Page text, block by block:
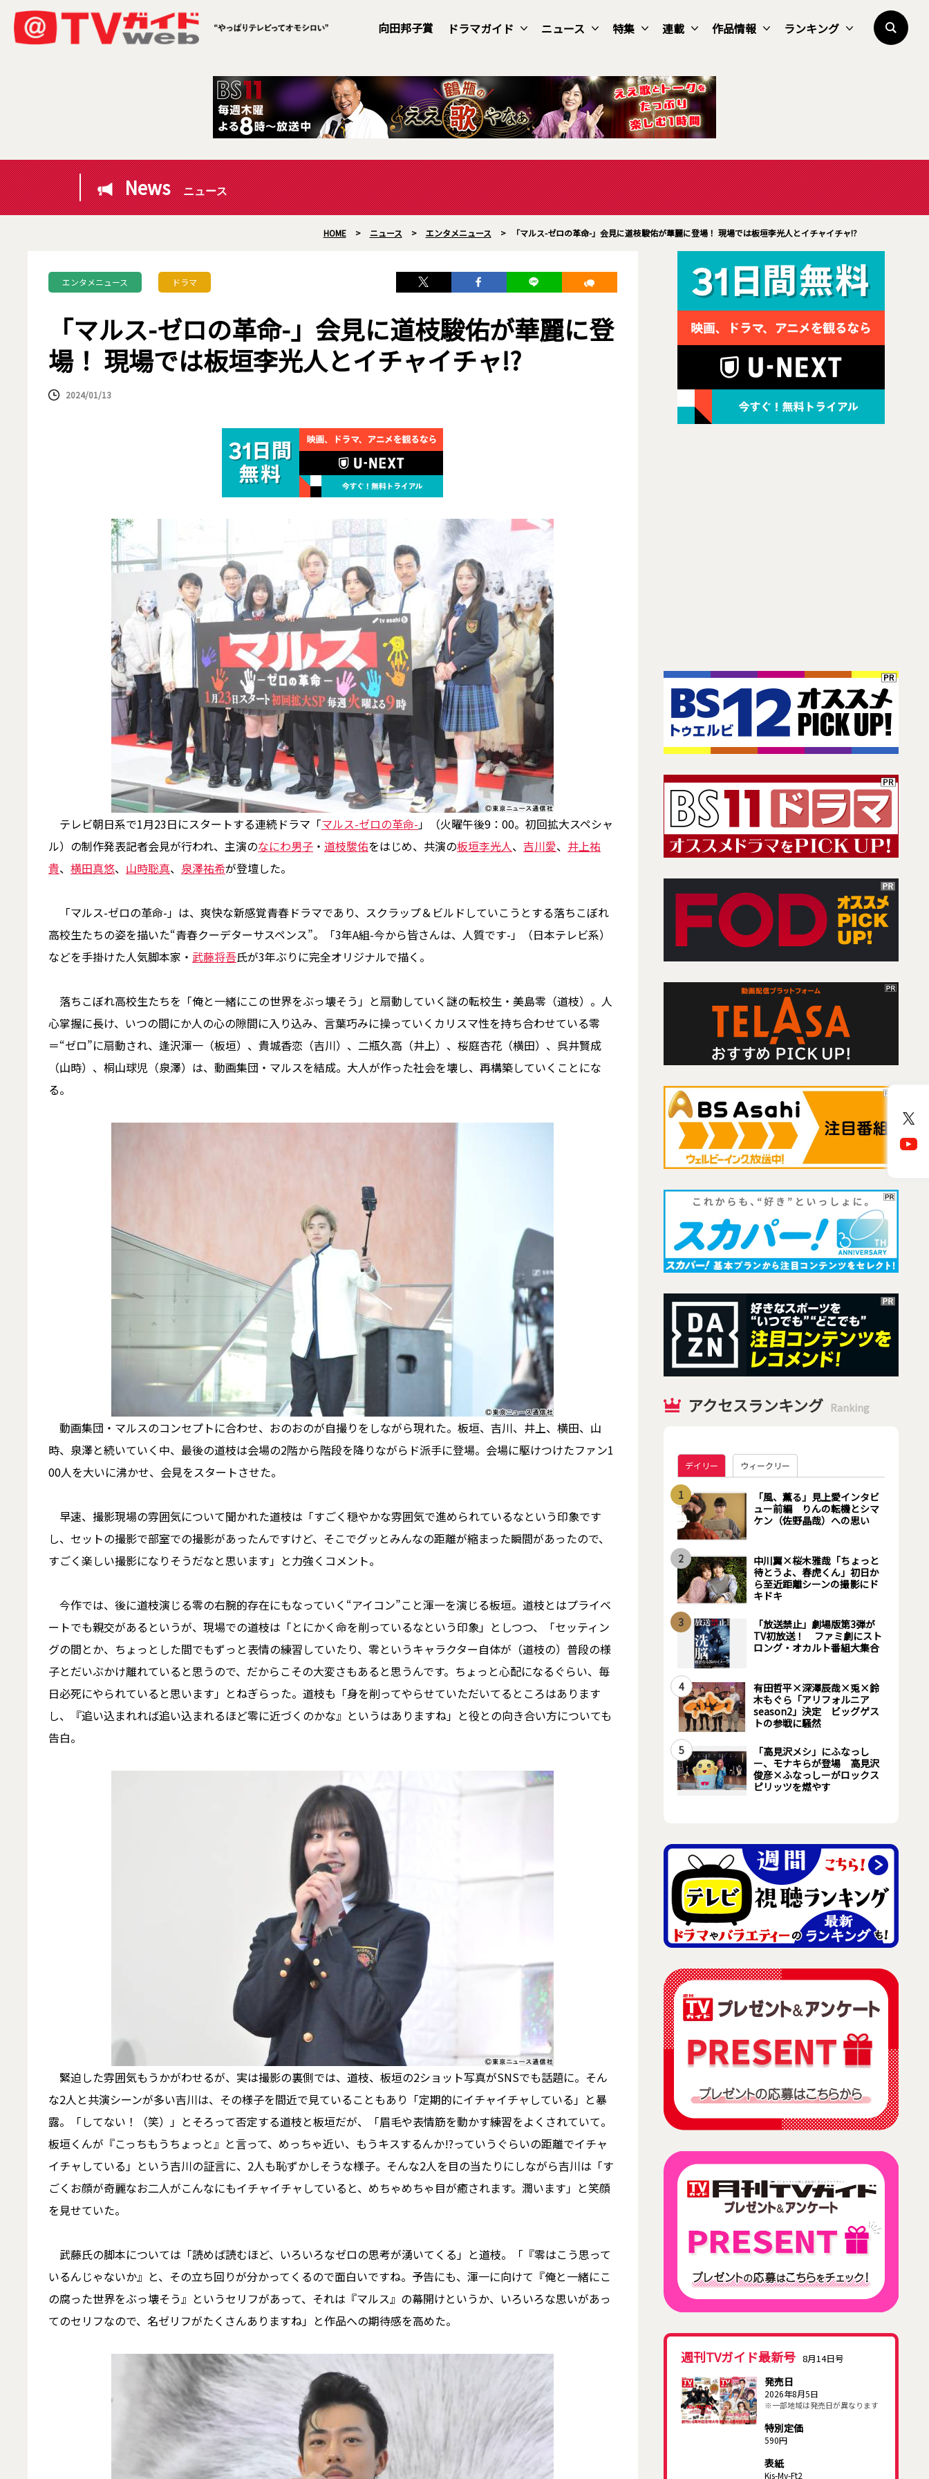
向田邦子賞 ドラマガイド ニュース 特集 連載 作品情報 ランキング
News ニュース
HOME > ニュース > エンタメニュース > 「マルス-ゼロの革命-」会見に道枝駿佑が華麗に登場！ 現場では板垣李光人とイチャイチャ!?
エンタメニュース ドラマ
「マルス-ゼロの革命-」会見に道枝駿佑が華麗に登
場！ 現場では板垣李光人とイチャイチャ!?
2024/01/13
テレビ朝日系で1月23日にスタートする連続ドラマ「マルス-ゼロの革命-」（火曜午後9：00。初回拡大スペシャ
ル）の制作発表記者会見が行われ、主演のなにわ男子 ・ 道枝駿佑をはじめ、共演の板垣李光人、 吉川愛、 井上祐
貴、 横田真悠、 山時聡真、 泉澤祐希が登壇した。
「マルス-ゼロの革命-」は、爽快な新感覚青春ドラマであり、スクラップ＆ビルドしていこうとする落ちこぼれ
高校生たちの姿を描いた“青春クーデターサスペンス”。「3年A組-今から皆さんは、人質です-」（日本テレビ系）
などを手掛けた人気脚本家・ 武藤将吾氏が3年ぶりに完全オリジナルで描く。
落ちこぼれ高校生たちを「俺と一緒にこの世界をぶっ壊そう」と扇動していく謎の転校生・美島零（道枝）。人
心掌握に長け、いつの間にか人の心の隙間に入り込み、言葉巧みに操っていくカリスマ性を持ち合わせている零
＝“ゼロ”に扇動され、逢沢渾一（板垣）、貴城香恋（吉川）、二瓶久高（井上）、桜庭杏花（横田）、呉井賢成
（山時）、桐山球児（泉澤）は、動画集団・マルスを結成。大人が作った社会を壊し、再構築していくことにな
る。
動画集団・マルスのコンセプトに合わせ、おのおのが自撮りをしながら現れた。板垣、吉川、井上、横田、山
時、泉澤と続いていく中、最後の道枝は会場の2階から階段を降りながらド派手に登場。会場に駆けつけたファン1
00人を大いに沸かせ、会見をスタートさせた。
早速、撮影現場の雰囲気について聞かれた道枝は「すごく穏やかな雰囲気で進められているなという印象です
し、セットの撮影で部室での撮影があったんですけど、そこでグッとみんなの距離が縮まった瞬間があったので、
すごく楽しい撮影になりそうだなと思います」と力強くコメント。
今作では、後に道枝演じる零の右腕的存在にもなっていく“アイコン”こと渾一を演じる板垣。道枝とはプライベ
ートでも親交があるというが、現場での道枝は「とにかく命を削っているなという印象」としつつ、「セッティン
グの間とか、ちょっとした間でもずっと表情の練習していたり、零というキャラクター自体が（道枝の）普段の様
子とだいぶかけ離れていると思うので、だからこその大変さもあると思うんです。ちょっと心配になるぐらい、毎
日必死にやられていると思います」とねぎらった。道枝も「身を削ってやらせていただいてるところはあります
し、『追い込まれれば追い込まれるほど零に近づくのかな』というはありますね」と役との向き合い方についても
告白。
緊迫した雰囲気もうかがわせるが、実は撮影の裏側では、道枝、板垣の2ショット写真がSNSでも話題に。そん
な2人と共演シーンが多い吉川は、その様子を間近で見ていることもあり「定期的にイチャイチャしている」と暴
露。「してない！（笑）」とそろって否定する道枝と板垣だが、「眉毛や表情筋を動かす練習をよくされていて。
板垣くんが『こっちもうちょっと』と言って、めっちゃ近い、もうキスするんか!?っていうぐらいの距離でイチャ
イチャしている」という吉川の証言に、2人も恥ずかしそうな様子。そんな2人を目の当たりにしながら吉川は「す
ごくお顔が奇麗なお二人がこんなにもイチャイチャしていると、めちゃめちゃ目が癒されます。潤います」と笑顔
を見せていた。
武藤氏の脚本については「読めば読むほど、いろいろなゼロの思考が湧いてくる」と道枝。「『零はこう思って
いるんじゃないか』と、その立ち回りが分かってくるので面白いですね。予告にも、渾一に向けて『俺と一緒にこ
の腐った世界をぶっ壊そう』というセリフがあって、それは『マルス』の幕開けというか、いろいろな思いがあっ
てのセリフなので、名ゼリフがたくさんありますね」と作品への期待感を高めた。
アクセスランキング Ranking
デイリー ウィークリー
1
「風、薫る」見上愛インタビ
ュー前編 りんの転機とシマ
ケン（佐野晶哉）への思い
2
中川翼×桜木雅哉「ちょっと
待とうよ、春虎くん」初日か
ら至近距離シーンの撮影にド
キドキ
3
「放送禁止」劇場版第3弾が
TV初放送！ ファミ劇にスト
ロング・オカルト番組大集合
4
有田哲平×深澤辰哉×兎×鈴
木もぐら「アリフォルニア
season2」決定 ビッグゲス
トの参戦に騒然
5
「高見沢メシ」にふなっし
ー、モナキらが登場 高見沢
俊彦×ふなっしーがロックス
ピリッツを燃やす
週刊TVガイド最新号 8月14日号
発売日
2026年8月5日
※一部地域は発売日が異なります
特別定価
590円
表紙
Kis-My-Ft2